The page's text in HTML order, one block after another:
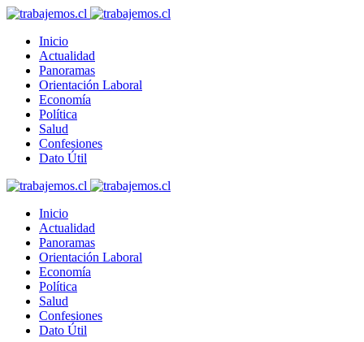
Inicio
Actualidad
Panoramas
Orientación Laboral
Economía
Política
Salud
Confesiones
Dato Útil
Inicio
Actualidad
Panoramas
Orientación Laboral
Economía
Política
Salud
Confesiones
Dato Útil